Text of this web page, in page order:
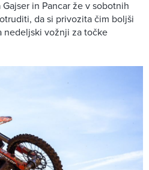
in Pancar že v sobotnih
da si privozita čim boljši
nedeljski vožnji za točke